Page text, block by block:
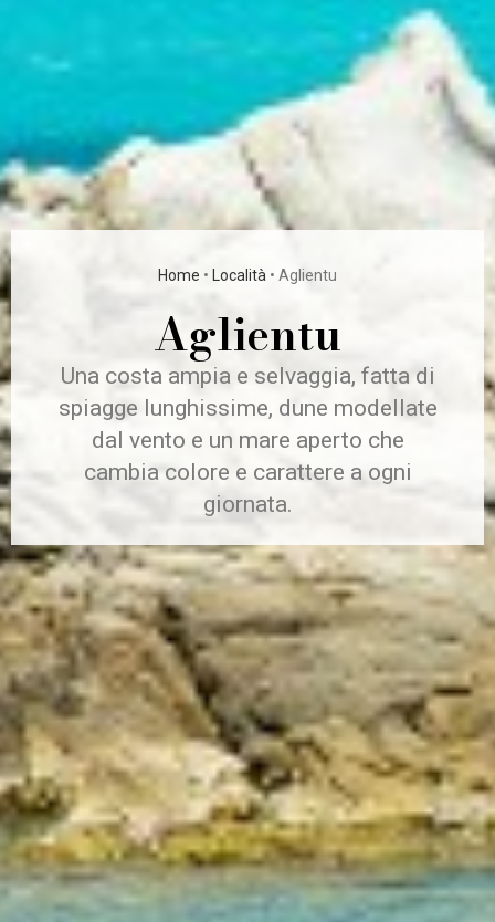
Home • Località • Aglientu
Aglientu
Una costa ampia e selvaggia, fatta di
spiagge lunghissime, dune modellate
dal vento e un mare aperto che
cambia colore e carattere a ogni
giornata.